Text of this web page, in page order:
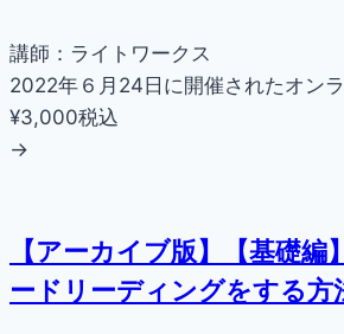
講師：ライトワークス
2022年６月24日に開催されたオン
¥3,000税込
→
【アーカイブ版】【基礎編
ードリーディングをする方